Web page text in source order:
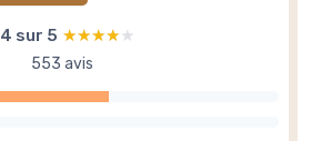
4 sur 5 ★★★★★
★★★★★
553 avis